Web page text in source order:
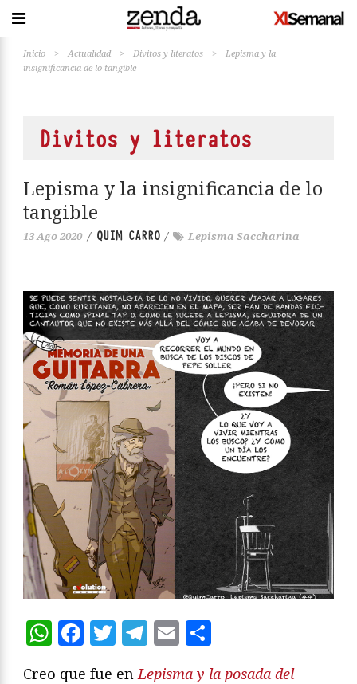
Inicio > Actualidad > Divitos y literatos >
Lepisma y la
insignificancia de lo tangible
Divitos y literatos
Lepisma y la insignificancia de lo
tangible
13 Ago 2020 / QUIM CARRO / Lepisma Saccharina
WhatsApp
Facebook
Twitter
Telegram
Email
Creo que fue enLepisma y la posada del